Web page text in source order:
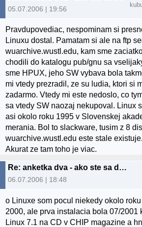
05.07.2006 | 19:56
Pravdupovediac, nespominam si
Linuxu dostal. Pamatam si ale na ftp
wuarchive.wustl.edu, kam sme
chodili do katalogu pub/gnu sa
sme HPUX, jeho SW vybava bola
mi vtedy prezradil, ze su ludia, ktori si
zadarmo. Vtedy mi este nedoslo, co
sa vtedy SW naozaj nekupoval. Linux
asi okolo roku 1995 v Slovenskej
merania. Bol to slackware, tusim z 8
wuarchive.wustl.edu este stale
Akurat ze tam toho je viac.
Re: anketka dva - ako ste sa dostali k linuxu? :)
06.07.2006 | 18:48
o Linuxe som pocul niekedy okolo
2000, ale prva instalacia bola 07/2001
Linux 7.1 na CD v CHIP magazine a